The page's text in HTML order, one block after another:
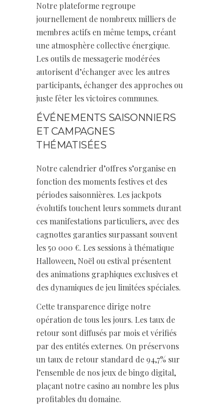
Notre plateforme regroupe
journellement de nombreux milliers de
membres actifs en même temps, créant
une atmosphère collective énergique.
Les outils de messagerie modérées
autorisent d’échanger avec les autres
participants, échanger des approches ou
juste fêter les victoires communes.
ÉVÉNEMENTS SAISONNIERS
ET CAMPAGNES
THÉMATISÉES
Notre calendrier d’offres s’organise en
fonction des moments festives et des
périodes saisonnières. Les jackpots
évolutifs touchent leurs sommets durant
ces manifestations particuliers, avec des
cagnottes garanties surpassant souvent
les 50 000 €. Les sessions à thématique
Halloween, Noël ou estival présentent
des animations graphiques exclusives et
des dynamiques de jeu limitées spéciales.
Cette transparence dirige notre
opération de tous les jours. Les taux de
retour sont diffusés par mois et vérifiés
par des entités externes. On préservons
un taux de retour standard de 94,7% sur
l’ensemble de nos jeux de bingo digital,
plaçant notre casino au nombre les plus
profitables du domaine.